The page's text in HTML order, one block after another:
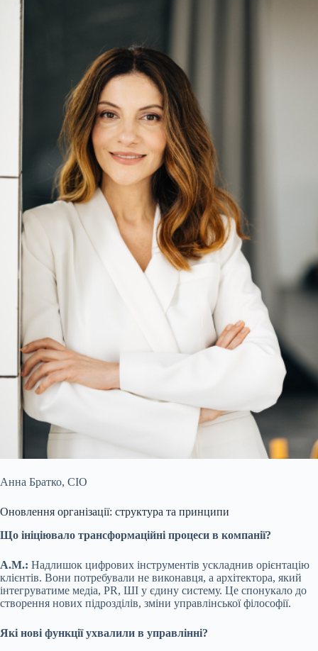
Анна Братко, CIO
Оновлення організації: структура та принципи
Що ініціювало трансформаційні процеси в компанії?
А.М.: Надлишок цифрових інструментів ускладнив орієнтацію
клієнтів. Вони потребували не виконавця, а архітектора, який
інтегруватиме медіа, PR, ШІ у єдину систему. Це спонукало до
створення нових підрозділів, зміни управлінської філософії.
Які нові функції ухвалили в управлінні?